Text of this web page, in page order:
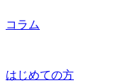
コラム
はじめての方